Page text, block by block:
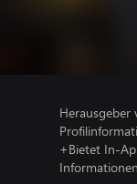
Herausgeber
+Bietet In-